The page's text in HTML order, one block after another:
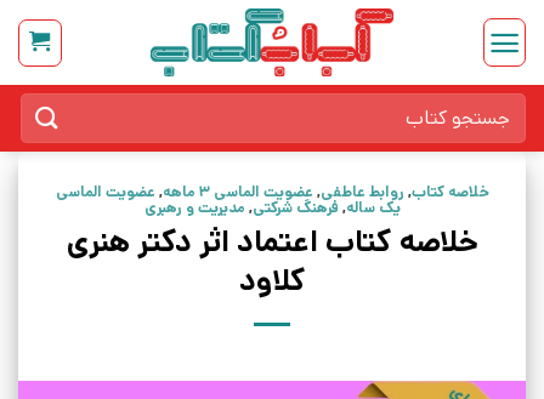
Skip
content
برای:
خلاصه کتاب, روابط عاطفی, عضویت الماسی 3 ماهه , عضویت الماسی
یک ساله, فرهنگ شرکتی, مدیریت و رهبری
خلاصه کتاب اعتماد اثر دکتر هنری
کلاود